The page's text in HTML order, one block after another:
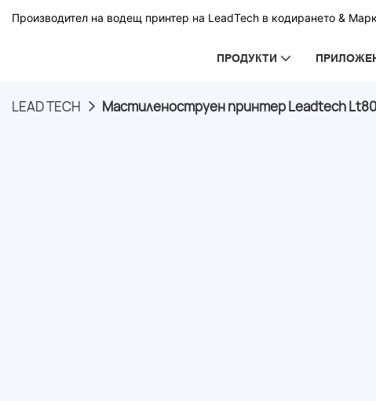
Производител на водещ принтер на LeadTech в кодирането &
ПРОДУКТИ
LEAD TECH Мастиленоструен принтер Leadtech